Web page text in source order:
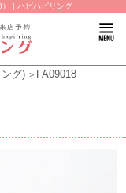
| ハピハピリング
グ) FA09018